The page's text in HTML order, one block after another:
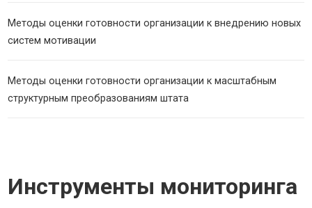
Методы оценки готовности организации к внедрению новых
систем мотивации
Методы оценки готовности организации к масштабным
структурным преобразованиям штата
Инструменты мониторинга